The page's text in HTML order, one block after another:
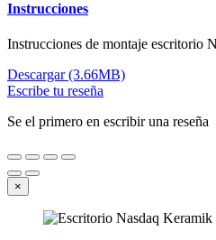
Instrucciones
Instrucciones de montaje escritorio
Descargar (3.66MB)
Escribe tu reseña
Se el primero en escribir una reseña
×